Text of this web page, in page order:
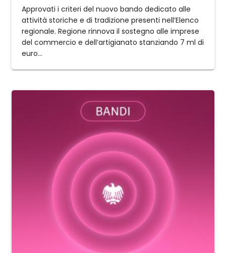
Approvati i criteri del nuovo bando dedicato alle
attività storiche e di tradizione presenti nell’Elenco
regionale. Regione rinnova il sostegno alle imprese
del commercio e dell’artigianato stanziando 7 ml di
euro...